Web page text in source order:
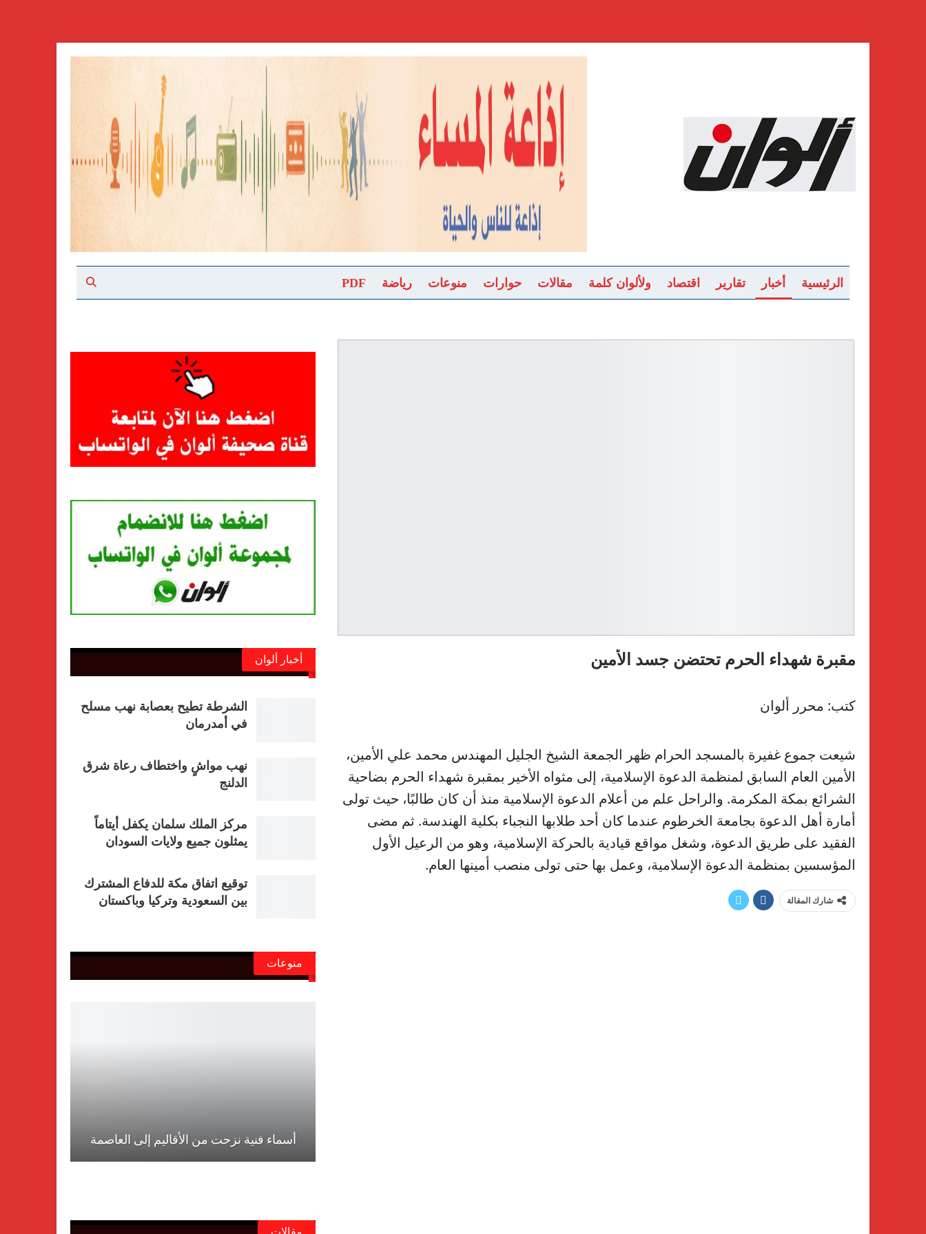
الرئيسية أخبار تقارير اقتصاد ولألوان كلمة مقالات حوارات منوعات رياضة PDF
مقبرة شهداء الحرم تحتضن جسد الأمين
كتب: محرر ألوان
شيعت جموع غفيرة بالمسجد الحرام ظهر الجمعة الشيخ الجليل المهندس محمد علي الأمين،
الأمين العام السابق لمنظمة الدعوة الإسلامية، إلى مثواه الأخير بمقبرة شهداء الحرم بضاحية
الشرائع بمكة المكرمة. والراحل علم من أعلام الدعوة الإسلامية منذ أن كان طالبًا، حيث تولى
أمارة أهل الدعوة بجامعة الخرطوم عندما كان أحد طلابها النجباء بكلية الهندسة. ثم مضى
الفقيد على طريق الدعوة، وشغل مواقع قيادية بالحركة الإسلامية، وهو من الرعيل الأول
المؤسسين بمنظمة الدعوة الإسلامية، وعمل بها حتى تولى منصب أمينها العام.
شارك المقالة
أخبار ألوان
الشرطة تطيح بعصابة نهب مسلح
في أمدرمان
نهب مواشٍ واختطاف رعاة شرق
الدلنج
مركز الملك سلمان يكفل أيتاماً
يمثلون جميع ولايات السودان
توقيع اتفاق مكة للدفاع المشترك
بين السعودية وتركيا وباكستان
منوعات
أسماء فنية نزحت من الأقاليم إلى العاصمة
مقالات